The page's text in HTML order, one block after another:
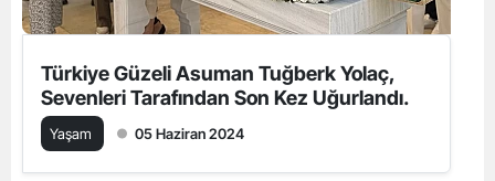
Türkiye Güzeli Asuman Tuğberk Yolaç,
Sevenleri Tarafından Son Kez Uğurlandı.
Yaşam 05 Haziran 2024